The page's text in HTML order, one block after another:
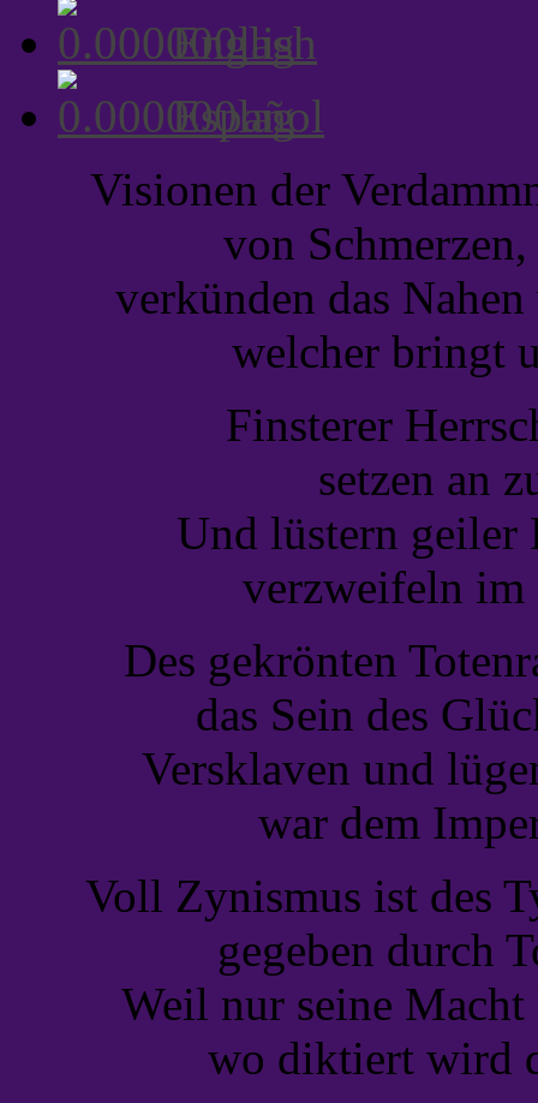
English
Español
Visionen der
von
verkünden das
welcher bringt
Finsterer
setzen an
Und lüstern geiler
verzweifeln im
Des gekrönten
das Sein des
Versklaven und
war dem
Voll Zynismus ist des
gegeben durch
Weil nur seine
wo diktiert wird